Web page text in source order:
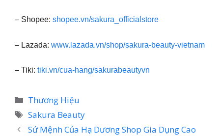
– Shopee: shopee.vn/sakura_officialstore
– Lazada: www.lazada.vn/shop/sakura-beauty-vietnam
– Tiki: tiki.vn/cua-hang/sakurabeautyvn
Danh
mục
Thương Hiệu
Thẻ
Sakura Beauty
Sứ Mệnh Của Hạ Dương Shop Gia Dụng Cao